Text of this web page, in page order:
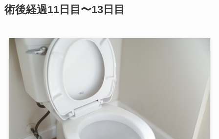
術後経過11日目〜13日目